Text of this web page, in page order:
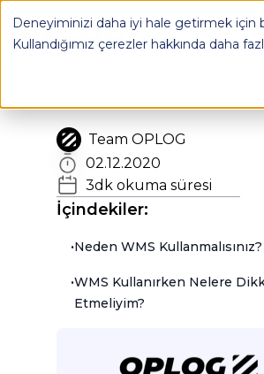
Deneyiminizi daha iyi hale getirmek için
Kullandığımız çerezler hakkında daha
OPLOG
Team OPLOG
02.12.2020
3dk okuma süresi
İçindekiler:
•Neden WMS Kullanmalısınız?
•WMS Kullanırken Nelere
Etmeliyim?